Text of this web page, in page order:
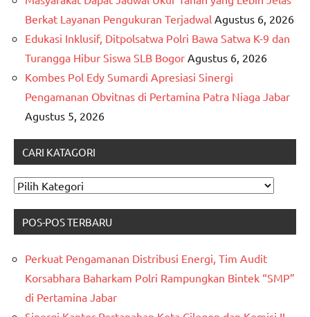
Berkat Layanan Pengukuran Terjadwal Agustus 6, 2026
Edukasi Inklusif, Ditpolsatwa Polri Bawa Satwa K-9 dan
Turangga Hibur Siswa SLB Bogor Agustus 6, 2026
Kombes Pol Edy Sumardi Apresiasi Sinergi
Pengamanan Obvitnas di Pertamina Patra Niaga Jabar
Agustus 5, 2026
CARI KATAGORI
CARI
POS-POS TERBARU
Perkuat Pengamanan Distribusi Energi, Tim Audit
Korsabhara Baharkam Polri Rampungkan Bintek “SMP”
di Pertamina Jabar